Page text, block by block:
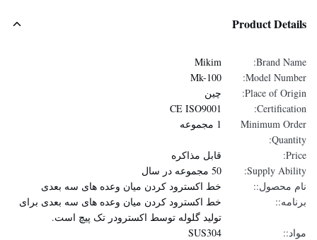
Product Details
Brand Name:
Mikim
Model Number:
Mk-100
Place of Origin:
چین
Certification:
CE ISO9001
Minimum Order
Quantity:
1 مجموعه
Price:
قابل مذاکره
Supply Ability:
50 مجموعه در سال
نام محصول::
خط اکسترود کردن میان وعده های سه بعدی
برنامه::
خط اکسترود کردن میان وعده های سه بعدی برای
تولید گلوله توسط اکسترودر تک پیچ است.
مواد::
SUS304